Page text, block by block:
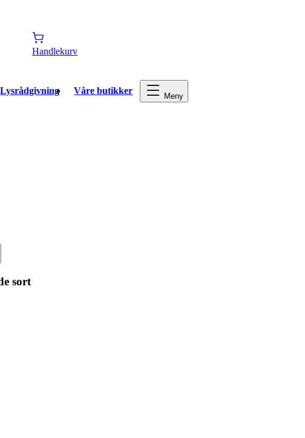
Handlekurv
Lysrådgivning Våre butikker Meny
sort